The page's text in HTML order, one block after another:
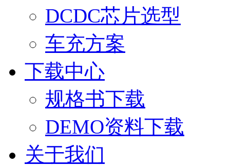
DCDC芯片选型
车充方案
下载中心
规格书下载
DEMO资料下载
关于我们